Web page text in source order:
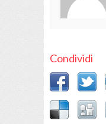
Condividi